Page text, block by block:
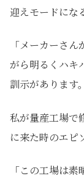
迎えモードにな
「メーカーさ
がら明るくハキ
訓示があります。
私が量産工場で
に来た時のエピ
「この工場は